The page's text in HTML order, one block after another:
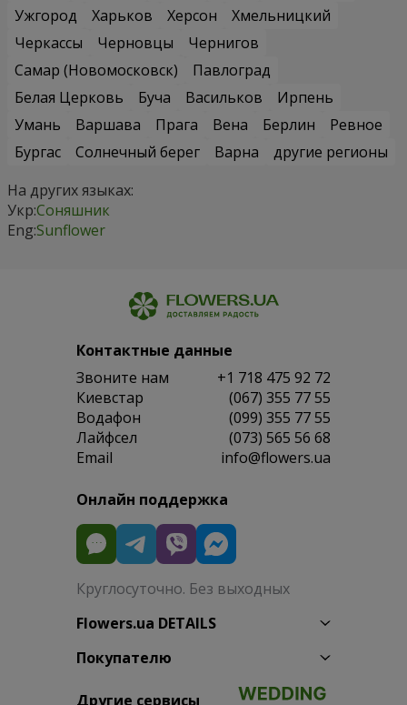
Ужгород
Харьков Херсон
Хмельницкий
Черкассы
Черновцы
Чернигов
Самар (Новомосковск)
Павлоград
Белая Церковь
Буча Васильков
Ирпень
Умань
Варшава Прага Вена Берлин
Ревное
Бургас
Солнечный берег Варна
другие регионы
На других языках:
Укр:Соняшник
Eng:Sunflower
Контактные данные
Звоните нам
+1 718 475 92 72
Киевстар
(067) 355 77 55
Водафон
(099) 355 77 55
Лайфсел
(073) 565 56 68
Email
info@flowers.ua
Онлайн поддержка
Круглосуточно. Без выходных
Flowers.ua DETAILS
Покупателю
Другие сервисы